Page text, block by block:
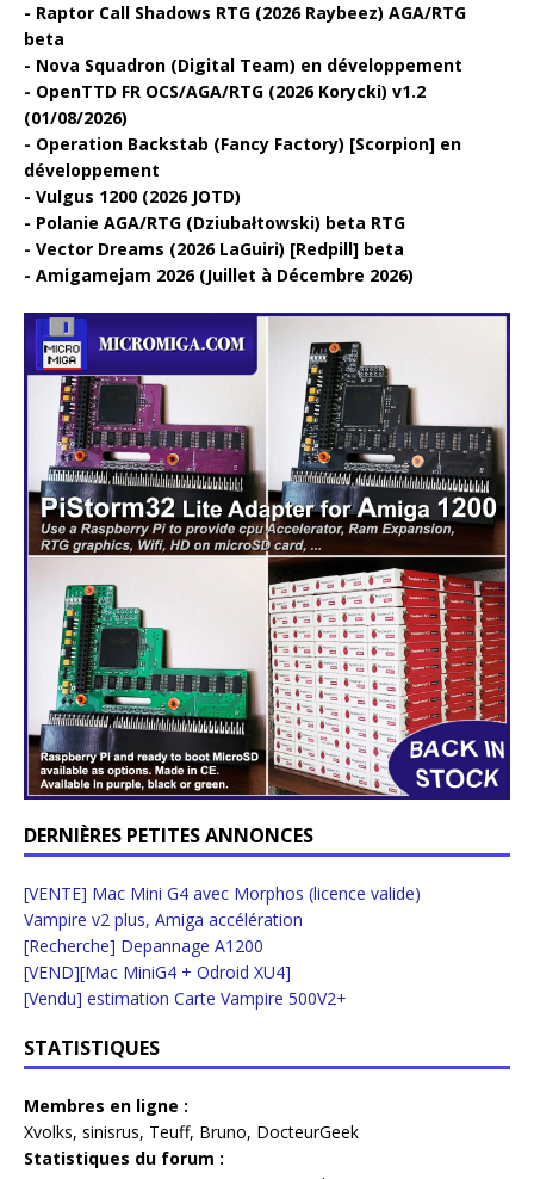
Raptor Call Shadows RTG (2026 Raybeez) AGA/RTG
beta
Nova Squadron (Digital Team) en développement
OpenTTD FR OCS/AGA/RTG (2026 Korycki) v1.2
(01/08/2026)
Operation Backstab (Fancy Factory) [Scorpion] en
développement
Vulgus 1200 (2026 JOTD)
Polanie AGA/RTG (Dziubałtowski) beta RTG
Vector Dreams (2026 LaGuiri) [Redpill] beta
Amigamejam 2026 (Juillet à Décembre 2026)
DERNIÈRES PETITES ANNONCES
[VENTE] Mac Mini G4 avec Morphos (licence valide)
Vampire v2 plus, Amiga accélération
[Recherche] Depannage A1200
[VEND][Mac MiniG4 + Odroid XU4]
[Vendu] estimation Carte Vampire 500V2+
STATISTIQUES
Membres en ligne :
Xvolks, sinisrus, Teuff, Bruno, DocteurGeek
Statistiques du forum :